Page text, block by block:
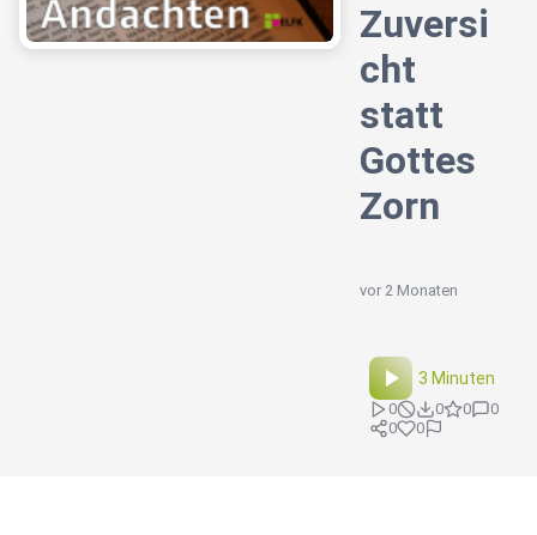
Zuversi
cht
statt
Gottes
Zorn
vor 2 Monaten
3 Minuten
0 0 0
0
0
0